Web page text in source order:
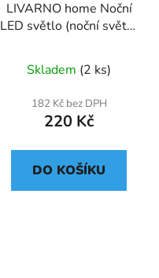
LIVARNO home Noční
LED světlo (noční světlo
Skladem (2 ks)
182 Kč bez DPH
220 Kč
DO KOŠÍKU